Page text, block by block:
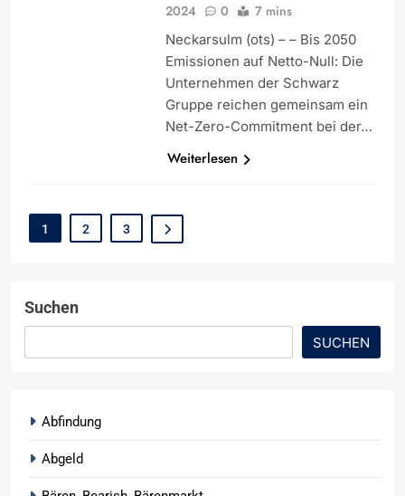
2024
0 7 mins
Neckarsulm (ots) – – Bis 2050
Emissionen auf Netto-Null: Die
Unternehmen der Schwarz
Gruppe reichen gemeinsam ein
Net-Zero-Commitment bei der…
Weiterlesen
1 2 3
Suchen
SUCHEN
Abfindung
Abgeld